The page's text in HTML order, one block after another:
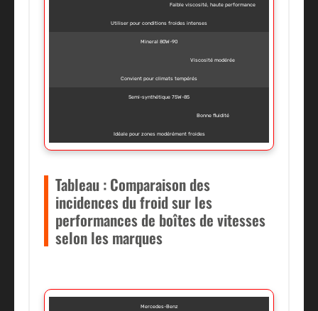
Faible viscosité, haute performance
Utiliser pour conditions froides intenses
Mineral 80W-90
Viscosité modérée
Convient pour climats tempérés
Semi-synthétique 75W-85
Bonne fluidité
Idéale pour zones modérément froides
Tableau : Comparaison des
incidences du froid sur les
performances de boîtes de vitesses
selon les marques
Mercedes-Benz